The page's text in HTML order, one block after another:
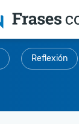
Reflexión